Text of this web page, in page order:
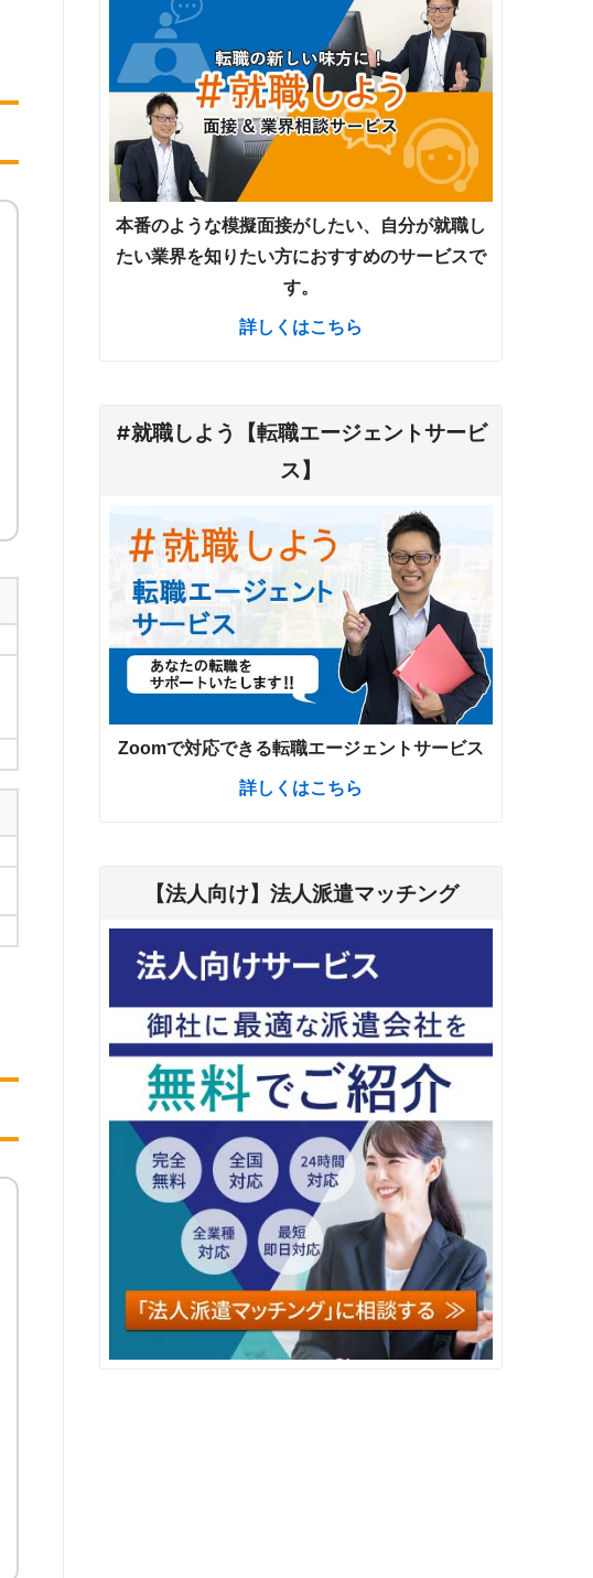
本番のような模擬面接がしたい、自分が就職し
たい業界を知りたい方におすすめのサービスで
す。
詳しくはこちら
#就職しよう【転職エージェントサービ
ス】
Zoomで対応できる転職エージェントサービス
詳しくはこちら
【法人向け】法人派遣マッチング